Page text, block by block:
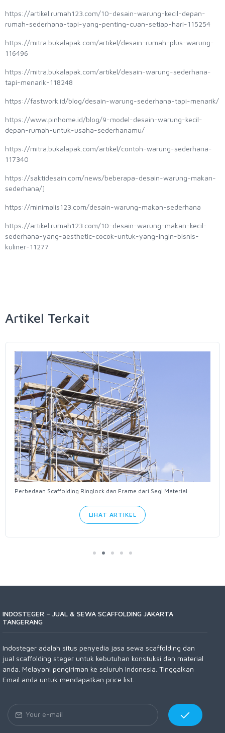
https://artikel.rumah123.com/10-desain-warung-kecil-depan-
rumah-sederhana-tapi-yang-penting-cuan-setiap-hari-115254
https://mitra.bukalapak.com/artikel/desain-rumah-plus-warung-
116496
https://mitra.bukalapak.com/artikel/desain-warung-sederhana-
tapi-menarik-118248
https://fastwork.id/blog/desain-warung-sederhana-tapi-menarik/
https://www.pinhome.id/blog/9-model-desain-warung-kecil-
depan-rumah-untuk-usaha-sederhanamu/
https://mitra.bukalapak.com/artikel/contoh-warung-sederhana-
117340
https://saktidesain.com/news/beberapa-desain-warung-makan-
sederhana/]
https://minimalis123.com/desain-warung-makan-sederhana
https://artikel.rumah123.com/10-desain-warung-makan-kecil-
sederhana-yang-aesthetic-cocok-untuk-yang-ingin-bisnis-
kuliner-11277
Artikel Terkait
Perbedaan Scaffolding Ringlock dan Frame dari Segi Material
LIHAT ARTIKEL
INDOSTEGER – JUAL & SEWA SCAFFOLDING JAKARTA
TANGERANG
Indosteger adalah situs penyedia jasa sewa scaffolding dan
jual scaffolding steger untuk kebutuhan konstuksi dan material
anda. Melayani pengiriman ke seluruh Indonesia. Tinggalkan
Email anda untuk mendapatkan price list.